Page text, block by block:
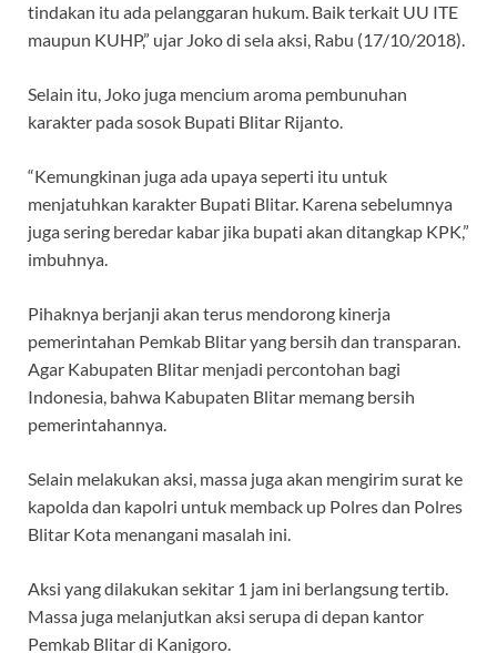
tindakan itu ada pelanggaran hukum. Baik terkait UU ITE
maupun KUHP,” ujar Joko di sela aksi, Rabu (17/10/2018).
Selain itu, Joko juga mencium aroma pembunuhan
karakter pada sosok Bupati Blitar Rijanto.
“Kemungkinan juga ada upaya seperti itu untuk
menjatuhkan karakter Bupati Blitar. Karena sebelumnya
juga sering beredar kabar jika bupati akan ditangkap KPK,”
imbuhnya.
Pihaknya berjanji akan terus mendorong kinerja
pemerintahan Pemkab Blitar yang bersih dan transparan.
Agar Kabupaten Blitar menjadi percontohan bagi
Indonesia, bahwa Kabupaten Blitar memang bersih
pemerintahannya.
Selain melakukan aksi, massa juga akan mengirim surat ke
kapolda dan kapolri untuk memback up Polres dan Polres
Blitar Kota menangani masalah ini.
Aksi yang dilakukan sekitar 1 jam ini berlangsung tertib.
Massa juga melanjutkan aksi serupa di depan kantor
Pemkab Blitar di Kanigoro.